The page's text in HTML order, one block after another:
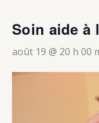
Soin aide à
août 19 @ 20 h 00